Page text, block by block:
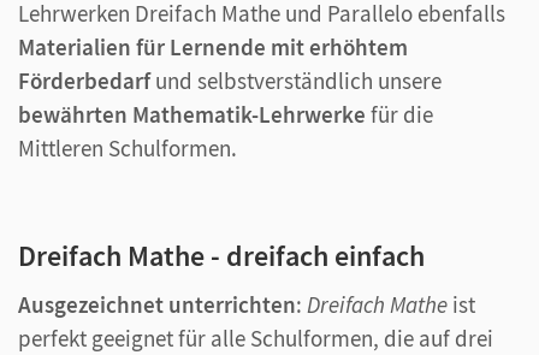
Lehrwerken Dreifach Mathe und Parallelo ebenfalls
Materialien für Lernende mit erhöhtem
Förderbedarfund selbstverständlich unsere
bewährten Mathematik-Lehrwerke für die
Mittleren Schulformen.
Dreifach Mathe - dreifach einfach
Ausgezeichnet unterrichten: Dreifach Mathe ist
perfekt geeignet für alle Schulformen, die auf drei